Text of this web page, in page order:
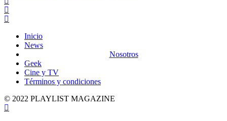
Inicio
News
Nosotros
Geek
Cine y TV
Términos y condiciones
© 2022 PLAYLIST MAGAZINE